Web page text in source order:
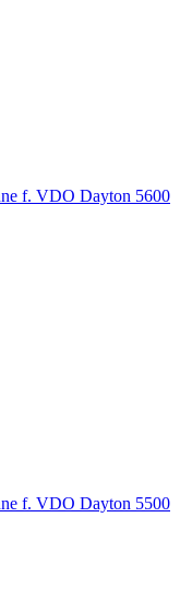
f. VDO Dayton 5600
f. VDO Dayton 5500